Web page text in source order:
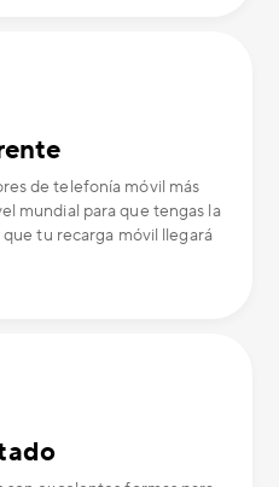
de telefonía móvil más
mundial para que tengas la
tu recarga móvil llegará